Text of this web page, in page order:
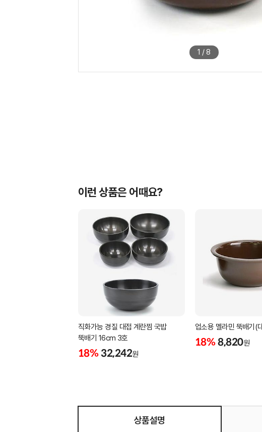
1 /8
이런 상품은 어때요?
직화가능 경질 대접 계란찜 국밥
뚝배기 16cm 3호
18% 32,242원
업소용 멜라민 뚝배기(
18% 8,820원
상품설명